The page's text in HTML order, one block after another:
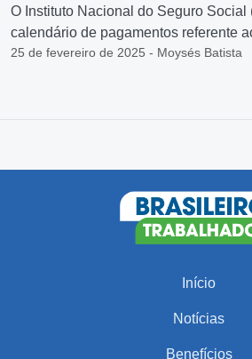
O Instituto Nacional do Seguro
calendário de pagamentos referente
25 de fevereiro de 2025 - Moysés Batista
Início
Notícias
Benefícios